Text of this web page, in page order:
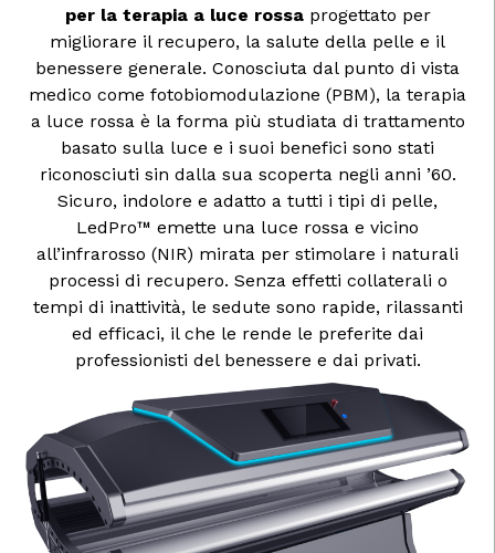
per la terapia a luce rossaprogettato per
migliorare il recupero, la salute della pelle e il
benessere generale. Conosciuta dal punto di vista
medico come fotobiomodulazione (PBM), la terapia
a luce rossa è la forma più studiata di trattamento
basato sulla luce e i suoi benefici sono stati
riconosciuti sin dalla sua scoperta negli anni ’60.
Sicuro, indolore e adatto a tutti i tipi di pelle,
LedPro™ emette una luce rossa e vicino
all’infrarosso (NIR) mirata per stimolare i naturali
processi di recupero. Senza effetti collaterali o
tempi di inattività, le sedute sono rapide, rilassanti
ed efficaci, il che le rende le preferite dai
professionisti del benessere e dai privati.